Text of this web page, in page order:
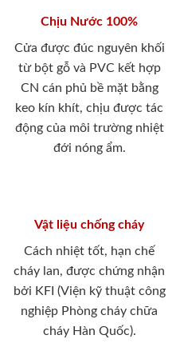
Chịu Nước 100%
Cửa được đúc nguyên khối
từ bột gỗ và PVC kết hợp
CN cán phủ bề mặt bằng
keo kín khít, chịu được tác
động của môi trường nhiệt
đới nóng ẩm.
Vật liệu chống cháy
Cách nhiệt tốt, hạn chế
cháy lan, được chứng nhận
bởi KFI (Viện kỹ thuật công
nghiệp Phòng cháy chữa
cháy Hàn Quốc).